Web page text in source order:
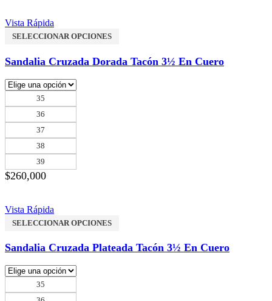
Vista Rápida
SELECCIONAR OPCIONES
Sandalia Cruzada Dorada Tacón 3½ En Cuero
35
36
37
38
39
$260,000
Vista Rápida
SELECCIONAR OPCIONES
Sandalia Cruzada Plateada Tacón 3½ En Cuero
35